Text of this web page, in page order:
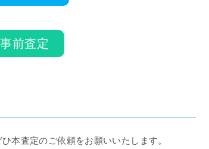
前査定
本査定のご依頼をお願いいたします。